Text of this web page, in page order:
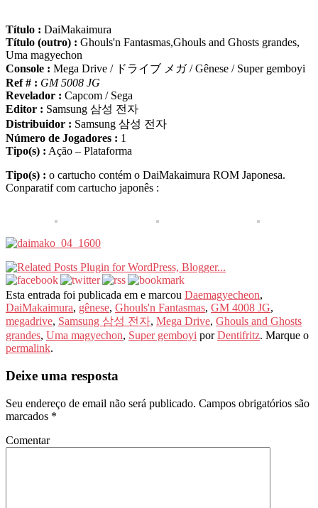
Título : DaiMakaimura
Título (outro) : Ghouls'n Fantasmas,Ghouls and Ghosts grandes,
Uma magyechon
Console : Mega Drive / ドライブ メガ / Gênese / Super gemboyi
Ref # : GM 5008 JG
Revelador : Capcom / Sega
Editor : Samsung 삼성 전자
Distribuidor : Samsung 삼성 전자
Número de Jogadores : 1
Tipo(s) : Ação – Plataforma
Tipo(s) : o cartucho contém o DaiMakaimura ROM Japonesa.
Conparatif com cartucho japonês :
Esta entrada foi publicada em e marcou Daemagyecheon,
DaiMakaimura, gênese, Ghouls'n Fantasmas, GM 4008 JG,
megadrive, Samsung 삼성 전자, Mega Drive, Ghouls and Ghosts
grandes, Uma magyechon, Super gemboyi porDentifritz. Marque o
permalink.
Deixe uma resposta
Seu endereço de email não será publicado. Campos obrigatórios são
marcados *
Comentar